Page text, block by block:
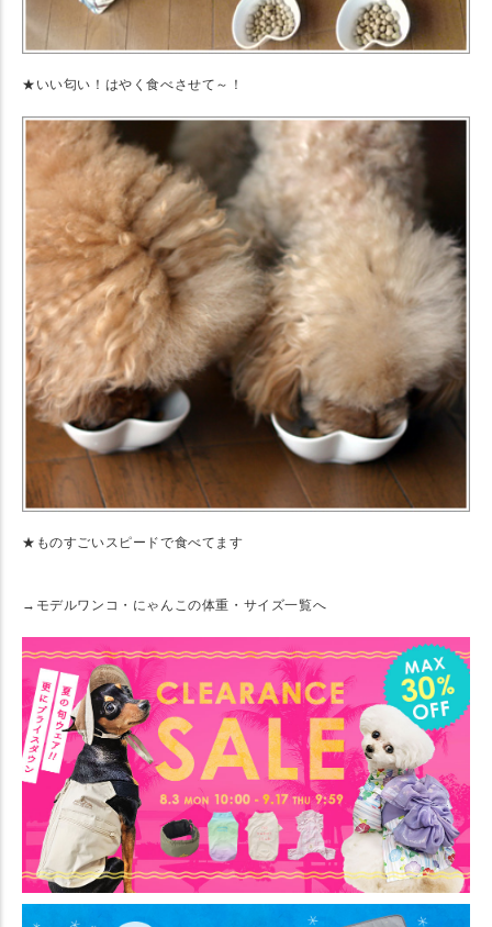
★いい匂い！はやく食べさせて～！
★ものすごいスピードで食べてます
→モデルワンコ・にゃんこの体重・サイズ一覧へ